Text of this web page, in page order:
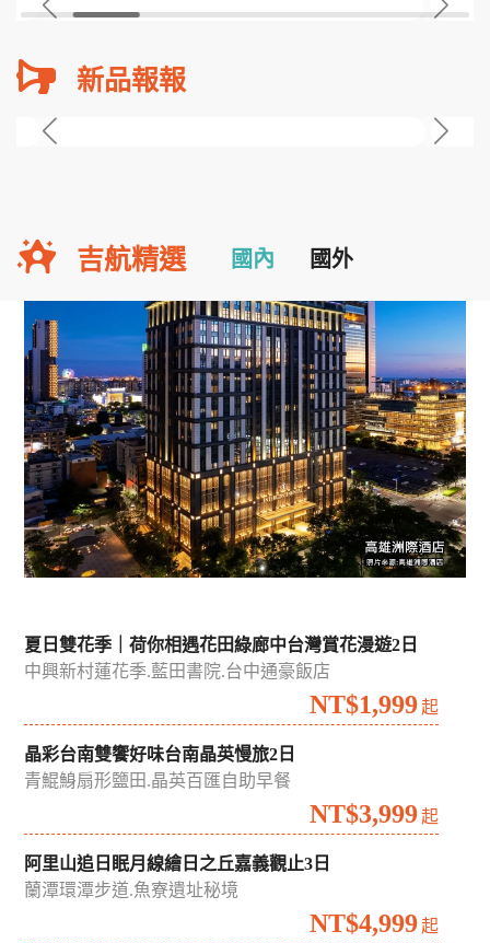
新品報報
吉航精選 國內 國外
夏日雙花季｜荷你相遇花田綠廊中台灣賞花漫遊2日
中興新村蓮花季.藍田書院.台中通豪飯店
NT$1,999 起
晶彩台南雙饗好味台南晶英慢旅2日
青鯤鯓扇形鹽田.晶英百匯自助早餐
NT$3,999 起
阿里山追日眠月線繪日之丘嘉義觀止3日
蘭潭環潭步道.魚寮遺址秘境
NT$4,999 起